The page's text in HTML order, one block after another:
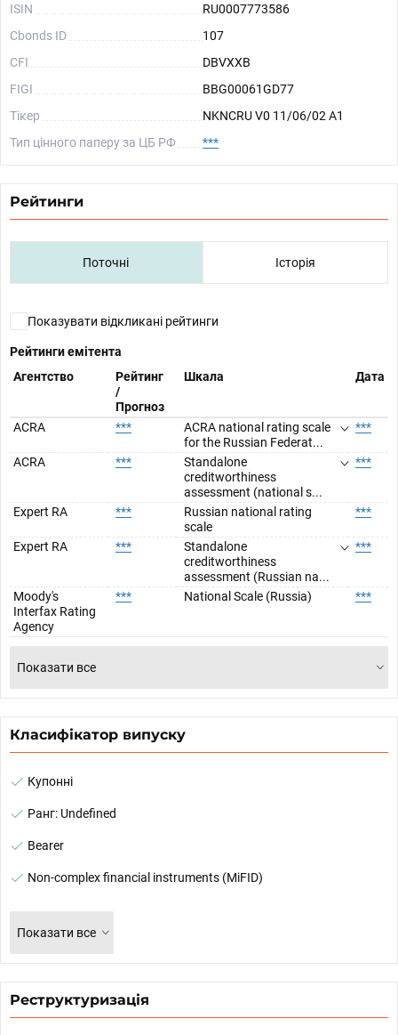
ISIN
RU0007773586
Cbonds ID
107
CFI
DBVXXB
FIGI
BBG00061GD77
Тікер
NKNCRU V0 11/06/02 A1
Тип цінного паперу за ЦБ РФ
***
Рейтинги
Поточні Історія
Показувати відкликані рейтинги
Рейтинги емітента
Агентство
Рейтинг
/
Прогноз
Шкала Дата
ACRA ***
ACRA national rating scale
for the Russian Federat...
***
ACRA ***
Standalone
creditworthiness
assessment (national s...
***
Expert RA ***
Russian national rating
scale
***
Expert RA ***
Standalone
creditworthiness
assessment (Russian na...
***
Moody's
Interfax Rating
Agency
*** National Scale (Russia) ***
Показати все
Класифікатор випуску
Купонні
Ранг: Undefined
Bearer
Non-complex financial instruments (MiFID)
Показати все
Реструктуризація